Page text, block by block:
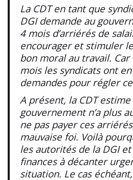
La CDT en tant que
DGI demande au
4 mois d’arriérés de
encourager et stimuler
bon moral au travail.
mois les syndicats ont
demandes pour régler
A présent, la CDT
gouvernement n’a plus
ne pas payer ces
mauvaise foi. Voilà
les autorités de la DGI
finances à décanter
situation. Le cas